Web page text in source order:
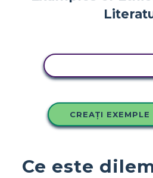
CREAȚI
Ce este